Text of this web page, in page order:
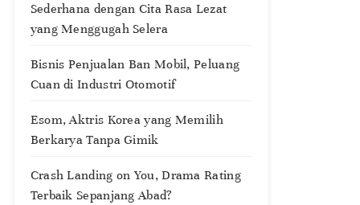
Sederhana dengan Cita Rasa Lezat
yang Menggugah Selera
Bisnis Penjualan Ban Mobil, Peluang
Cuan di Industri Otomotif
Esom, Aktris Korea yang Memilih
Berkarya Tanpa Gimik
Crash Landing on You, Drama Rating
Terbaik Sepanjang Abad?